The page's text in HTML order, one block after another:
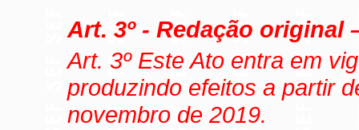
Art. 3º - Redação original
Art. 3º Este Ato entra em
produzindo efeitos a partir
novembro de 2019.